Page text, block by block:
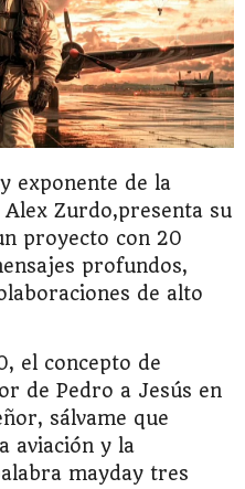
exponente de la
Zurdo,presenta su
proyecto con 20
profundos,
de alto
el concepto de
de Pedro a Jesús en
sálvame que
aviación y la
mayday tres